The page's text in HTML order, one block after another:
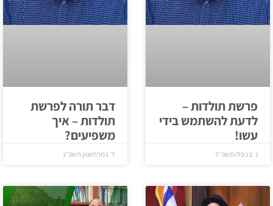
פרשת תולדות –
לדעת להשתמש בידי
עשו!
ג׳ בכסלו תשפ״ד
דבר תורה לפרשת
תולדות – איך
משפיעים?
ל׳ במרחשוון תשפ״ג